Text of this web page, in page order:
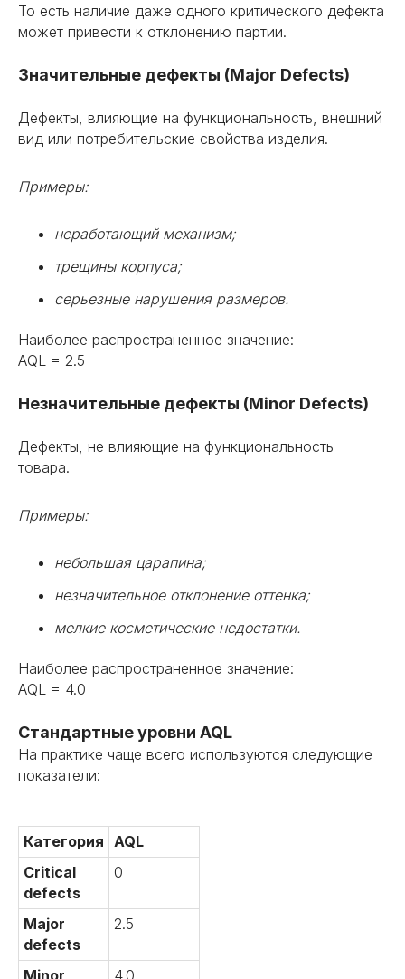
То есть наличие даже одного критического дефекта
может привести к отклонению партии.
Значительные дефекты (Major Defects)
Дефекты, влияющие на функциональность, внешний
вид или потребительские свойства изделия.
Примеры:
неработающий механизм;
трещины корпуса;
серьезные нарушения размеров.
Наиболее распространенное значение:
AQL = 2.5
Незначительные дефекты (Minor Defects)
Дефекты, не влияющие на функциональность
товара.
Примеры:
небольшая царапина;
незначительное отклонение оттенка;
мелкие косметические недостатки.
Наиболее распространенное значение:
AQL = 4.0
Стандартные уровни AQL
На практике чаще всего используются следующие
показатели:
Категория AQL
Critical
defects
0
Major
defects
2.5
Minor 4.0